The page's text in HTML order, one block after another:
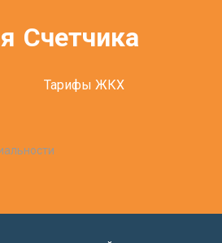
Счетчика
Тарифы ЖКХ